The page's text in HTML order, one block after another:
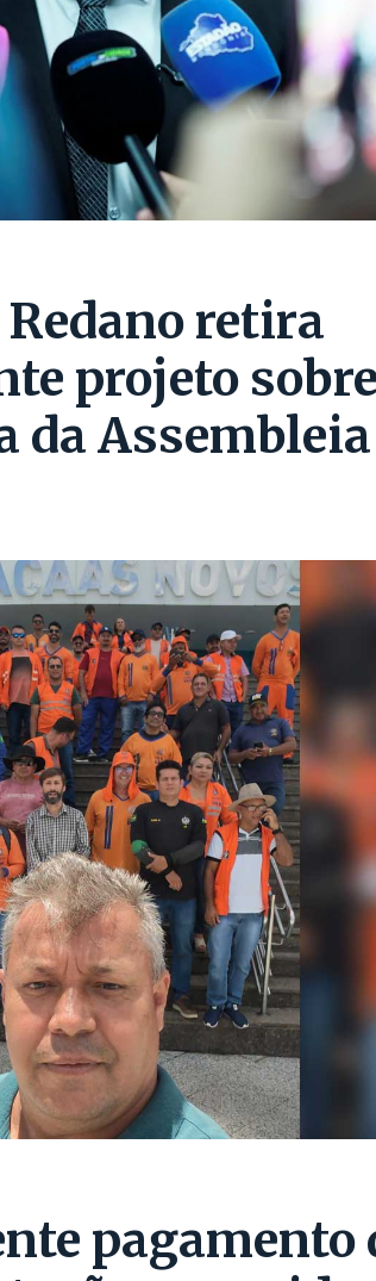
retira
projeto sobre
da Assembleia
pagamento